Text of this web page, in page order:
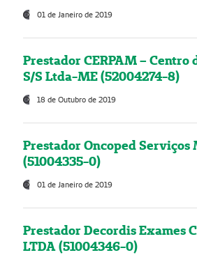
01 de Janeiro de 2019
Prestador CERPAM – Centro
S/S Ltda-ME (52004274-8)
18 de Outubro de 2019
Prestador Oncoped Serviços
(51004335-0)
01 de Janeiro de 2019
Prestador Decordis Exames
LTDA (51004346-0)